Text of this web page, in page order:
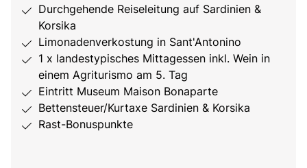
Durchgehende Reiseleitung auf Sardinien &
Korsika
Limonadenverkostung in Sant'Antonino
1 x landestypisches Mittagessen inkl. Wein in
einem Agriturismo am 5. Tag
Eintritt Museum Maison Bonaparte
Bettensteuer/Kurtaxe Sardinien & Korsika
Rast-Bonuspunkte